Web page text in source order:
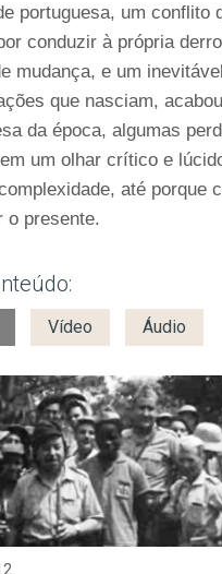
portuguesa, um conflito
conduzir à própria
mudança, e um
que nasciam,
da época, algumas
um olhar crítico e
até porque
o presente.
Vídeo Áudio